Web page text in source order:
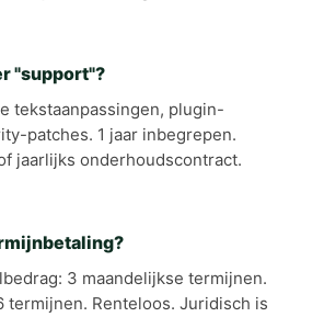
"support"?
tekstaanpassingen, plugin-
patches. 1 jaar inbegrepen.
jaarlijks onderhoudscontract.
3 maandelijkse termijnen.
termijnen. Renteloos. Juridisch is